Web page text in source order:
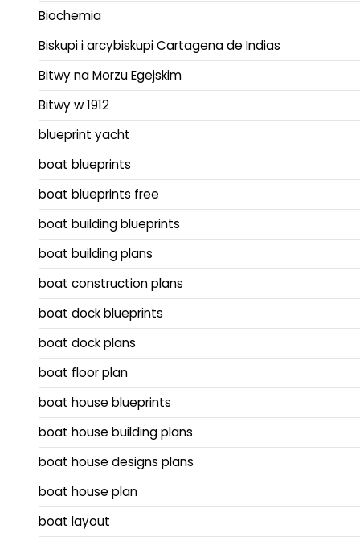
Biochemia
Biskupi i arcybiskupi Cartagena de Indias
Bitwy na Morzu Egejskim
Bitwy w 1912
blueprint yacht
boat blueprints
boat blueprints free
boat building blueprints
boat building plans
boat construction plans
boat dock blueprints
boat dock plans
boat floor plan
boat house blueprints
boat house building plans
boat house designs plans
boat house plan
boat layout